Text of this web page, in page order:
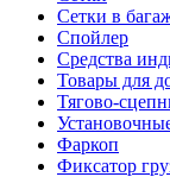
Сетки в
Спойлер
Средства
Товары для
Тягово-
Фаркоп
Фиксатор